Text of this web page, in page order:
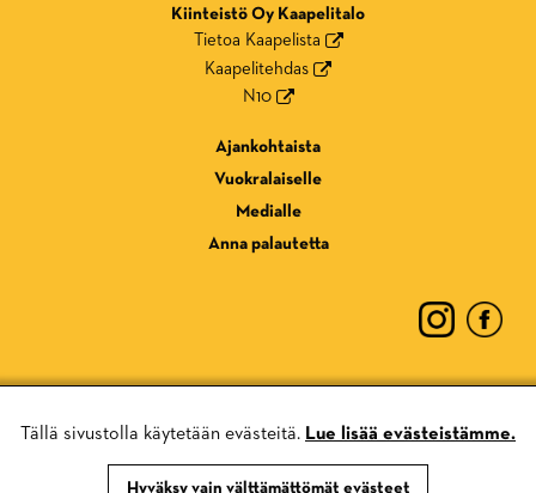
Kiinteistö Oy Kaapelitalo
Tietoa Kaapelista
Kaapelitehdas
N10
Ajankohtaista
Vuokralaiselle
Medialle
Anna palautetta
Tietosuojaseloste Evästekäytännöt
Tällä sivustolla käytetään evästeitä. Lue lisää evästeistämme.
Hyväksy vain välttämättömät evästeet